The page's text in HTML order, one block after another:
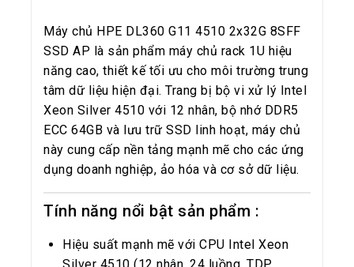
Máy chủ HPE DL360 G11 4510 2x32G 8SFF
SSD AP là sản phẩm máy chủ rack 1U hiệu
năng cao, thiết kế tối ưu cho môi trường trung
tâm dữ liệu hiện đại. Trang bị bộ vi xử lý Intel
Xeon Silver 4510 với 12 nhân, bộ nhớ DDR5
ECC 64GB và lưu trữ SSD linh hoạt, máy chủ
này cung cấp nền tảng mạnh mẽ cho các ứng
dụng doanh nghiệp, ảo hóa và cơ sở dữ liệu.
Tính năng nổi bật sản phẩm :
Hiệu suất mạnh mẽ với CPU Intel Xeon